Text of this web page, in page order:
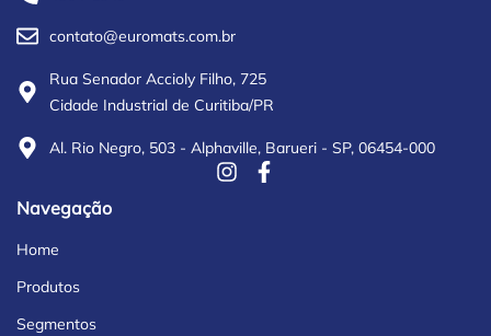
contato@euromats.com.br
Rua Senador Accioly Filho, 725
Cidade Industrial de Curitiba/PR
Al. Rio Negro, 503 - Alphaville, Barueri - SP, 06454-000
Navegação
Home
Produtos
Segmentos